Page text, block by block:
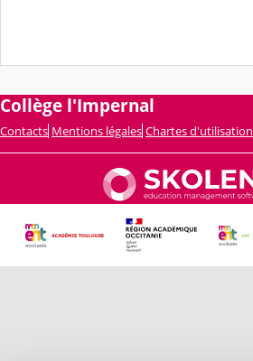
Collège l'Impernal
Contacts Mentions légales Chartes d'utilisation